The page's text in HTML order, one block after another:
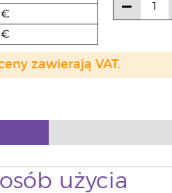
€
€
zawierają VAT.
użycia